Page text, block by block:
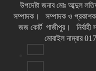
উপদেষ্টা জনাব মোঃ আব্দুল
সম্পাদক। সম্পাদক ও প্রকাশক
জজ কোর্ট গাজীপুর। নির্বাহী
মোবাইল নাম্বার